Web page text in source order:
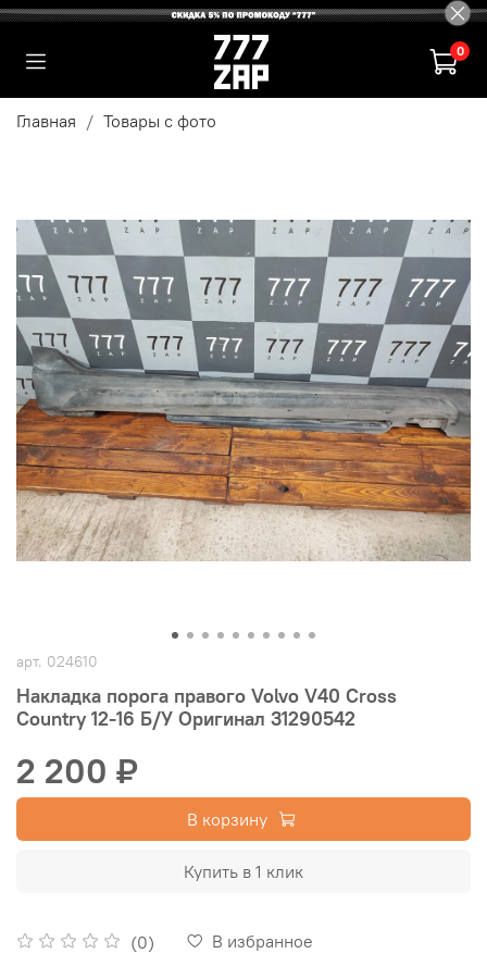
0
Главная Товары с фото
арт. 024610
Накладка порога правого Volvo V40 Cross
Country 12-16 Б/У Оригинал 31290542
(0) В избранное
2 200 ₽
В корзину
Купить в 1 клик